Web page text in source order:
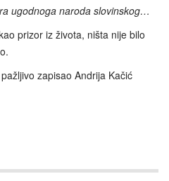
ugodnoga naroda slovinskog…
prizor iz života, ništa nije bilo
zapisao Andrija Kačić